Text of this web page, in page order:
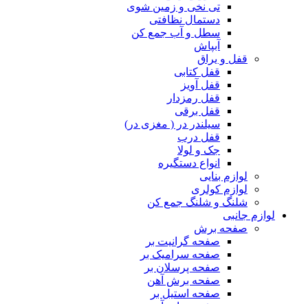
تی نخی و زمین شوی
دستمال نظافتی
سطل و آب جمع کن
آبپاش
قفل و یراق
قفل کتابی
قفل آویز
قفل رمزدار
قفل برقی
سیلندر در ( مغزی در)
قفل درب
جک و لولا
انواع دستگیره
لوازم بنایی
لوازم کولری
شلنگ و شلنگ جمع کن
لوازم جانبی
صفحه برش
صفحه گرانیت بر
صفحه سرامیک بر
صفحه پرسلان بر
صفحه برش آهن
صفحه استیل بر